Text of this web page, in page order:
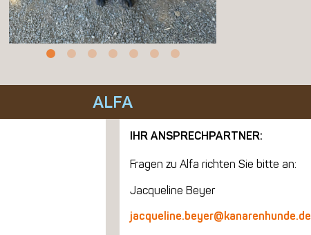
ALFA
IHR ANSPRECHPARTNER:
Fragen zu Alfa richten Sie bitte an:
Jacqueline Beyer
jacqueline.beyer@kanarenhunde.de